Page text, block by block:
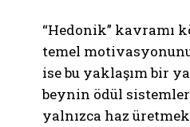
“Hedonik” kavramı
temel
ise bu yaklaşım bir
beynin ödül
yalnızca haz